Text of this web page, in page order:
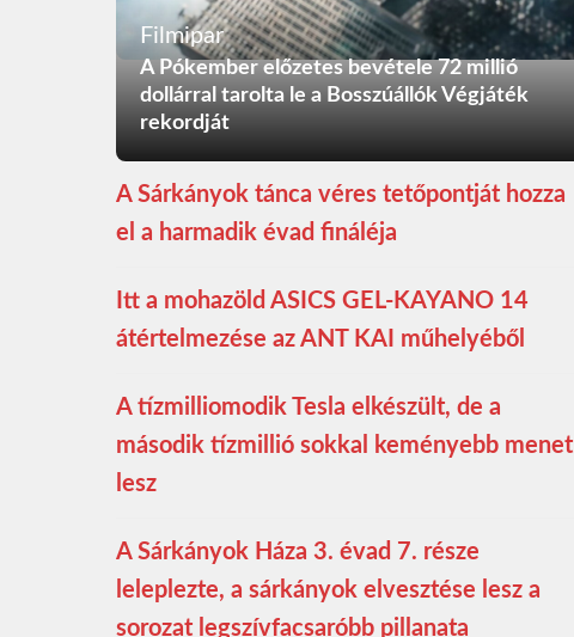
Filmipar
A Pókember előzetes bevétele 72 millió
dollárral tarolta le a Bosszúállók Végjáték
rekordját
A Sárkányok tánca véres tetőpontját hozza
el a harmadik évad fináléja
Itt a mohazöld ASICS GEL-KAYANO 14
átértelmezése az ANT KAI műhelyéből
A tízmilliomodik Tesla elkészült, de a
második tízmillió sokkal keményebb menet
lesz
A Sárkányok Háza 3. évad 7. része
leleplezte, a sárkányok elvesztése lesz a
sorozat legszívfacsaróbb pillanata